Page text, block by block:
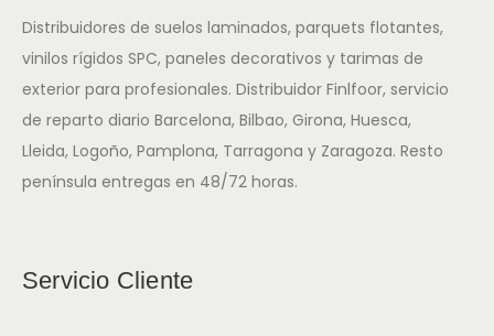
Distribuidores de suelos laminados, parquets flotantes,
vinilos rígidos SPC, paneles decorativos y tarimas de
exterior para profesionales. Distribuidor Finlfoor, servicio
de reparto diario Barcelona, Bilbao, Girona, Huesca,
Lleida, Logoño, Pamplona, Tarragona y Zaragoza. Resto
península entregas en 48/72 horas.
Servicio Cliente